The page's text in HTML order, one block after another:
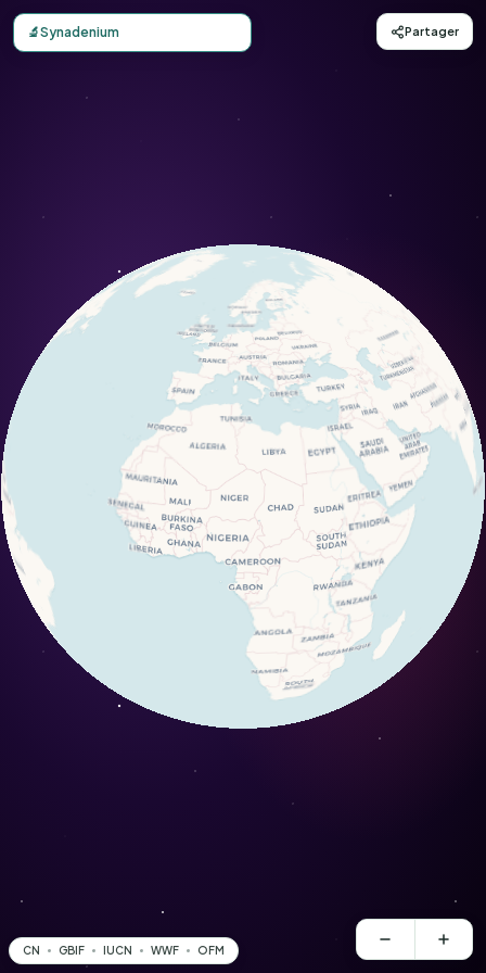
Carte d'observation du Synadenium (Euphorbia
🔬Synadenium Partager
CN GBIF IUCN WWF OFM